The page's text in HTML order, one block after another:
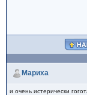
Мариха
и очень истерически